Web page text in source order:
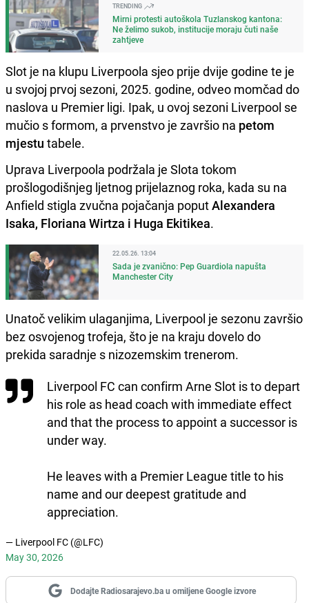
TRENDING
Mirni protesti autoškola Tuzlanskog kantona:
Ne želimo sukob, institucije moraju čuti naše
zahtjeve
Slot je na klupu Liverpoola sjeo prije dvije godine te je
u svojoj prvoj sezoni, 2025. godine, odveo momčad do
naslova u Premier ligi. Ipak, u ovoj sezoni Liverpool se
mučio s formom, a prvenstvo je završio na petom
mjestu tabele.
Uprava Liverpoola podržala je Slota tokom
prošlogodišnjeg ljetnog prijelaznog roka, kada su na
Anfield stigla zvučna pojačanja poputAlexandera
Isaka, Floriana Wirtza i Huga Ekitikea.
22.05.26. 13:04
Sada je zvanično: Pep Guardiola napušta
Manchester City
Unatoč velikim ulaganjima, Liverpool je sezonu završio
bez osvojenog trofeja, što je na kraju dovelo do
prekida saradnje s nizozemskim trenerom.
Liverpool FC can confirm Arne Slot is to depart
his role as head coach with immediate effect
and that the process to appoint a successor is
under way.
He leaves with a Premier League title to his
name and our deepest gratitude and
appreciation.
— Liverpool FC (@LFC)
May 30, 2026
Dodajte Radiosarajevo.ba u omiljene Google izvore